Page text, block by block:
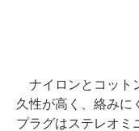
ナイロンとコット
久性が高く、絡みに
プラグはステレオミ